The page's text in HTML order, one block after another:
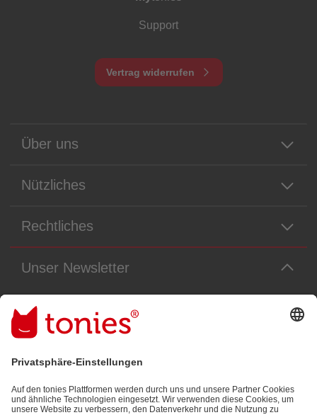
Support
Vertrag widerrufen
Über uns
Nützliches
Rechtliches
Unser Newsletter
E-Mail-Addresse
Mit dem Absenden abonnierst du unseren E-Mail-Newsletter, der auf
und den von dir zu Werbezwecken bereitgestellten
Interaktionsinformationen (z.B. Abspielinformationen) basiert. Du
kannst den Newsletter jederzeit kostenlos abbestellen.